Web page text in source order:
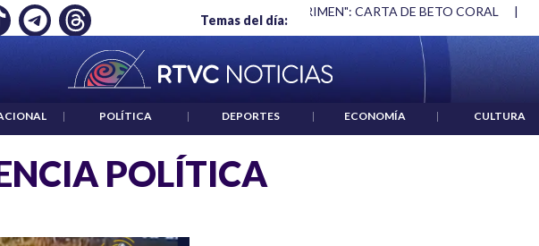
Temas del día:
EMPLEO: JP MORGAN "HABLAR NO ES UN CRIMEN": CARTA DE BETO CORAL |
| POLÍTICA | DEPORTES | ECONOMÍA | CULTURA
POLÍTICA